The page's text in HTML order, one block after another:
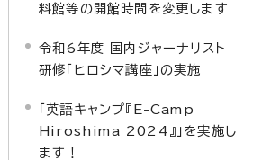
料館等の開館時間を変更します
令和6年度 国内ジャーナリスト
研修「ヒロシマ講座」の実施
「英語キャンプ『E-Camp
Hiroshima 2024』」を実施し
ます！